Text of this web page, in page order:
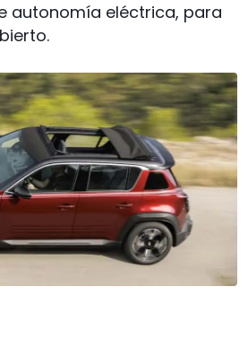
autonomía eléctrica, para